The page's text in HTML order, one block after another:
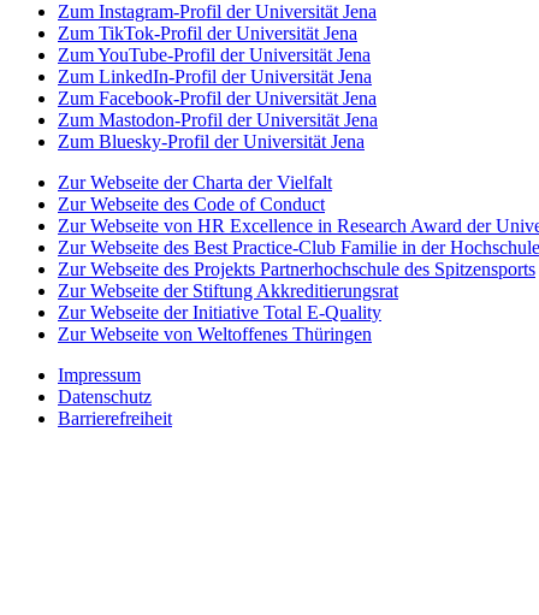
Zum Instagram-Profil der Universität Jena
Zum TikTok-Profil der Universität Jena
Zum YouTube-Profil der Universität Jena
Zum LinkedIn-Profil der Universität Jena
Zum Facebook-Profil der Universität Jena
Zum Mastodon-Profil der Universität Jena
Zum Bluesky-Profil der Universität Jena
Zur Webseite der Charta der Vielfalt
Zur Webseite des Code of Conduct
Zur Webseite von HR Excellence in Research Award der
Zur Webseite des Best Practice-Club Familie in der Hochschule
Zur Webseite des Projekts Partnerhochschule des Spitzensports
Zur Webseite der Stiftung Akkreditierungsrat
Zur Webseite der Initiative Total E-Quality
Zur Webseite von Weltoffenes Thüringen
Impressum
Datenschutz
Barrierefreiheit